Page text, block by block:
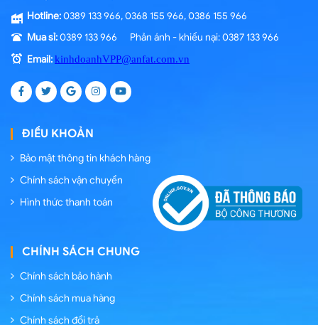
Hotline:0389 133 966, 0368 155 966, 0386 155 966
Mua sỉ:0389 133 966 Phản ánh - khiếu nại: 0387 133 966
Email:kinhdoanhVPP@anfat.com.vn
ĐIỀU KHOẢN
Bảo mật thông tin khách hàng
Chính sách vận chuyển
Hình thức thanh toán
CHÍNH SÁCH CHUNG
Chính sách bảo hành
Chính sách mua hàng
Chính sách đổi trả